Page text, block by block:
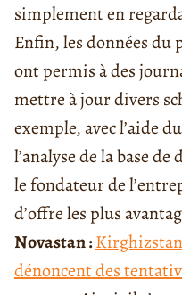
simplement en
Enfin, les données du
ont permis à des
mettre à jour divers
exemple, avec l’aide
l’analyse de la base
le fondateur de
d’offre les plus
Novastan :
dénoncent des